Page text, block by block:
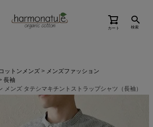
カート 検索
ットンメンズ
メンズファッション
長袖
メンズ タテシマキチントストラップシャツ（長袖）